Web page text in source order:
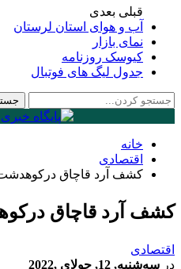
قبلی بعدی
آب و هوای استان لرستان
نمای بازار
کیوسک روزنامه
جدول لیگ های فوتبال
خانه
اقتصادی
كشف آرد قاچاق
كشف آرد قاچاق
اقتصادی
در سه‌شنبه, 12, جولای ,2022